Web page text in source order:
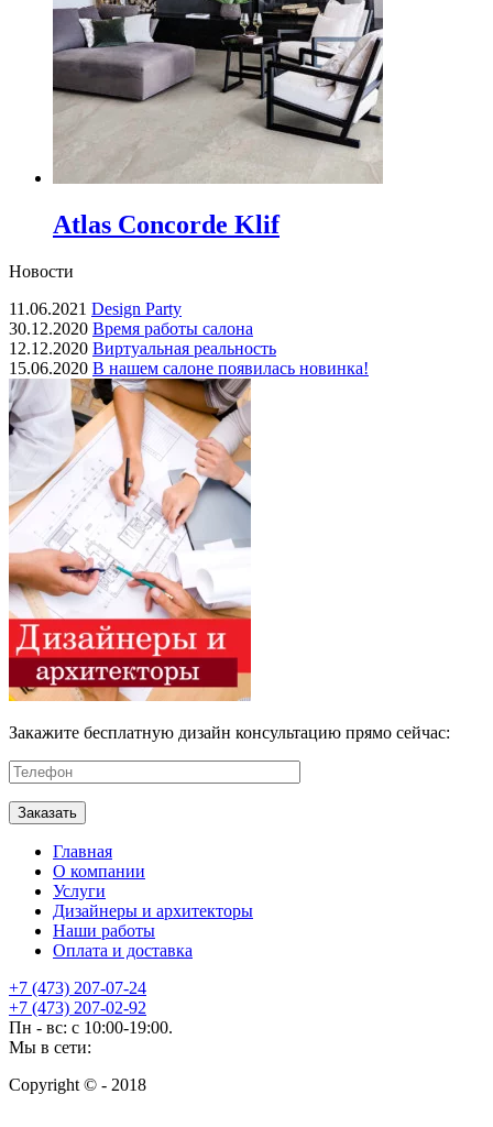
Atlas Concorde Klif
Новости
11.06.2021 Design Party
30.12.2020 Время работы салона
12.12.2020 Виртуальная реальность
15.06.2020 В нашем салоне появилась новинка!
Закажите бесплатную дизайн консультацию прямо сейчас:
Главная
О компании
Услуги
Дизайнеры и архитекторы
Наши работы
Оплата и доставка
+7 (473) 207-07-24
+7 (473) 207-02-92
Пн - вс: с 10:00-19:00.
Мы в сети:
Copyright © - 2018